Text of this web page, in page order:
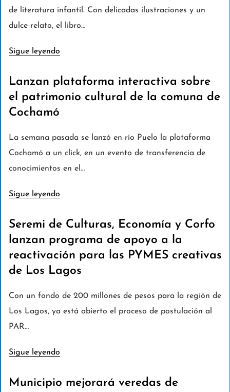
de literatura infantil. Con delicadas ilustraciones y un
dulce relato, el libro…
Sigue leyendo
Lanzan plataforma interactiva sobre
el patrimonio cultural de la comuna de
Cochamó
La semana pasada se lanzó en río Puelo la plataforma
Cochamó a un click, en un evento de transferencia de
conocimientos en el…
Sigue leyendo
Seremi de Culturas, Economía y Corfo
lanzan programa de apoyo a la
reactivación para las PYMES creativas
de Los Lagos
Con un fondo de 200 millones de pesos para la región de
Los Lagos, ya está abierto el proceso de postulación al
PAR…
Sigue leyendo
Municipio mejorará veredas de